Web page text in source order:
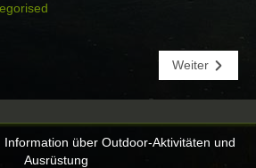
Weiter
über Outdoor-Aktivitäten und
Ausrüstung